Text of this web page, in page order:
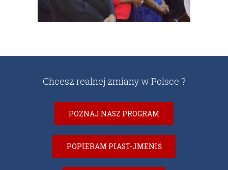
Chcesz realnej zmiany w Polsce ?
POZNAJ NASZ PROGRAM
POPIERAM PIAST-JMENIŚ